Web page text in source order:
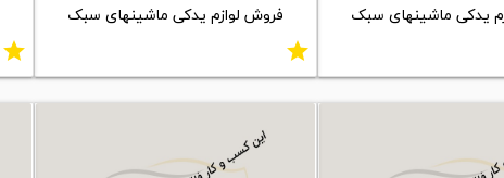
یدکی ماشینهای سبک فروش لوازم یدکی ماشینهای سبک
star
star